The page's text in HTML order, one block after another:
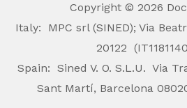
Copyright © 2026
Italy: MPC srl (SINED); Via
20122
Spain: Sined V. O. S.L.U. Via
Sant Martí, Barcelona